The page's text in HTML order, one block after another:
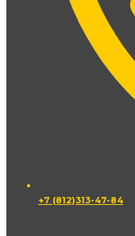
+7 (812)313-47-84